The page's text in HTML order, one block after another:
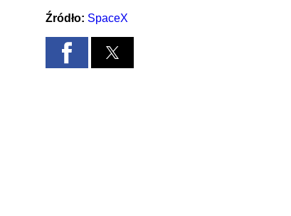
Źródło: SpaceX